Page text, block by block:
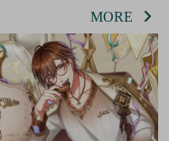
MORE